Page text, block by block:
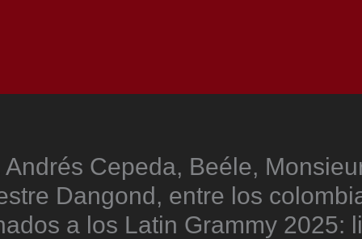
Andrés Cepeda, Beéle,
Dangond, entre los
a los Latin Grammy 2025: